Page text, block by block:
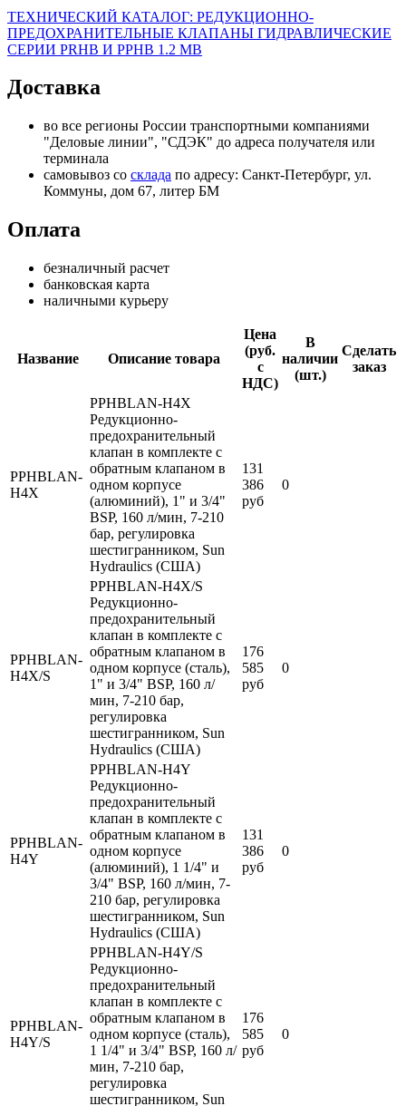
ТЕХНИЧЕСКИЙ КАТАЛОГ: РЕДУКЦИОННО-
ПРЕДОХРАНИТЕЛЬНЫЕ КЛАПАНЫ ГИДРАВЛИЧЕСКИЕ
СЕРИИ PRHB И PPHB 1.2 MB
Доставка
во все регионы России транспортными компаниями
"Деловые линии", "СДЭК" до адреса получателя или
терминала
самовывоз со склада по адресу: Санкт-Петербург, ул.
Коммуны, дом 67, литер БМ
Оплата
безналичный расчет
банковская карта
наличными курьеру
Название Описание товара
Цена
(руб.
с
НДС)
В
наличии
(шт.)
Сделать
заказ
PPHBLAN-
H4X
PPHBLAN-H4X
Редукционно-
предохранительный
клапан в комплекте с
обратным клапаном в
одном корпусе
(алюминий), 1" и 3/4"
BSP, 160 л/мин, 7-210
бар, регулировка
шестигранником, Sun
Hydraulics (США)
131
386
руб
0
PPHBLAN-
H4X/S
PPHBLAN-H4X/S
Редукционно-
предохранительный
клапан в комплекте с
обратным клапаном в
одном корпусе (сталь),
1" и 3/4" BSP, 160 л/
мин, 7-210 бар,
регулировка
шестигранником, Sun
Hydraulics (США)
176
585
руб
0
PPHBLAN-
H4Y
PPHBLAN-H4Y
Редукционно-
предохранительный
клапан в комплекте с
обратным клапаном в
одном корпусе
(алюминий), 1 1/4" и
3/4" BSP, 160 л/мин, 7-
210 бар, регулировка
шестигранником, Sun
Hydraulics (США)
131
386
руб
0
PPHBLAN-
H4Y/S
PPHBLAN-H4Y/S
Редукционно-
предохранительный
клапан в комплекте с
обратным клапаном в
одном корпусе (сталь),
1 1/4" и 3/4" BSP, 160 л/
мин, 7-210 бар,
регулировка
шестигранником, Sun
176
585
руб
0